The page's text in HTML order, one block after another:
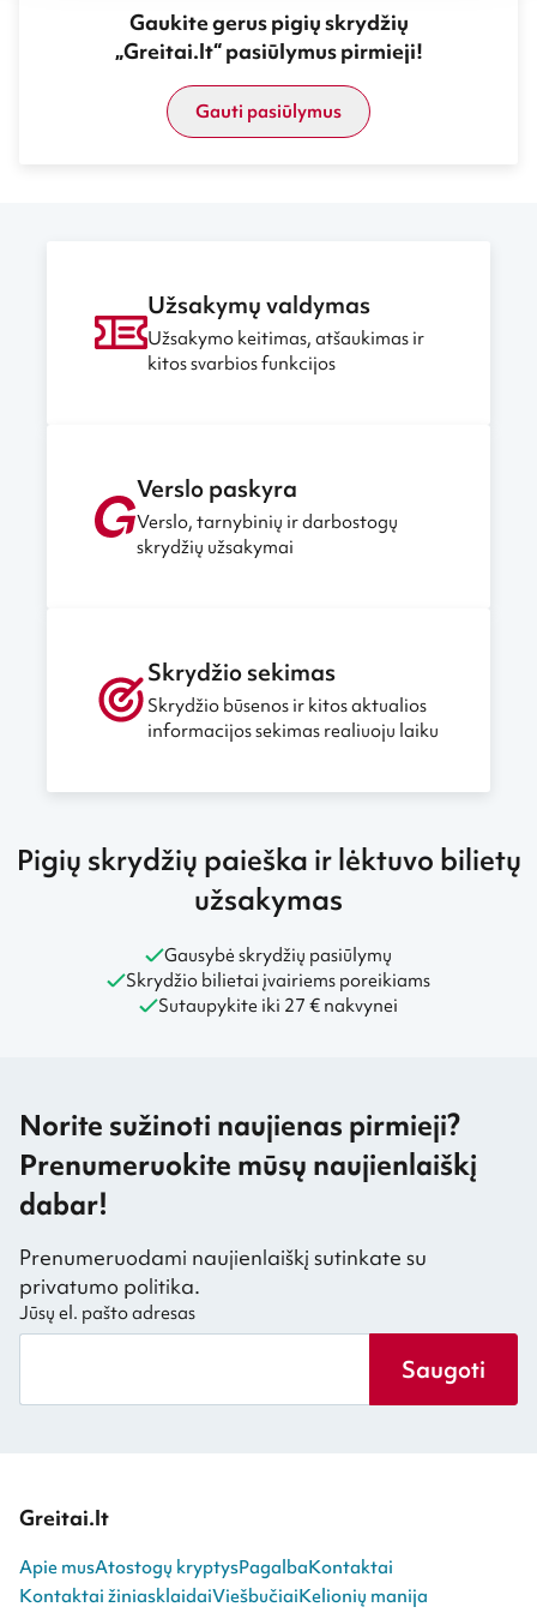
Gaukite gerus pigių skrydžių
„Greitai.lt“ pasiūlymus pirmieji!
Gauti pasiūlymus
Užsakymų valdymas
Užsakymo keitimas, atšaukimas ir
kitos svarbios funkcijos
Verslo paskyra
Verslo, tarnybinių ir darbostogų
skrydžių užsakymai
Skrydžio sekimas
Skrydžio būsenos ir kitos aktualios
informacijos sekimas realiuoju laiku
Pigių skrydžių paieška ir lėktuvo bilietų
užsakymas
Gausybė skrydžių pasiūlymų
Skrydžio bilietai įvairiems poreikiams
Sutaupykite iki 27 € nakvynei
Norite sužinoti naujienas pirmieji?
Prenumeruokite mūsų naujienlaiškį
dabar!
Prenumeruodami naujienlaiškį sutinkate su
privatumo politika.
Jūsų el. pašto adresas
Saugoti
Greitai.lt
Apie musAtostogų kryptysPagalbaKontaktai
Kontaktai žiniasklaidaiViešbučiaiKelionių manija